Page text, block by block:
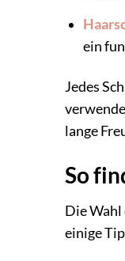
ein
Jedes
lange
So
Die
einige